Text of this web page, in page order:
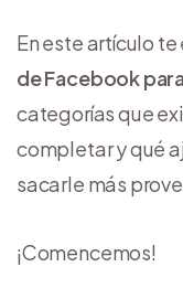
En este artículo
de Facebook
categorías que
completar y qué
sacarle más
¡Comencemos!